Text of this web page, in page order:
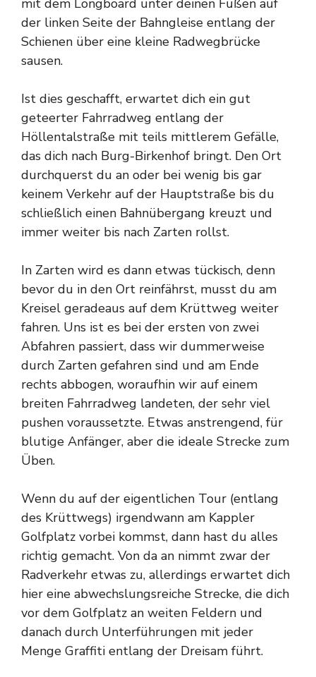
der linken Seite der Bahngleise entlang der
Schienen über eine kleine Radwegbrücke
sausen.
Ist dies geschafft, erwartet dich ein gut
geteerter Fahrradweg entlang der
Höllentalstraße mit teils mittlerem Gefälle,
das dich nach Burg-Birkenhof bringt. Den Ort
durchquerst du an oder bei wenig bis gar
keinem Verkehr auf der Hauptstraße bis du
schließlich einen Bahnübergang kreuzt und
immer weiter bis nach Zarten rollst.
In Zarten wird es dann etwas tückisch, denn
bevor du in den Ort reinfährst, musst du am
Kreisel geradeaus auf dem Krüttweg weiter
fahren. Uns ist es bei der ersten von zwei
Abfahren passiert, dass wir dummerweise
durch Zarten gefahren sind und am Ende
rechts abbogen, woraufhin wir auf einem
breiten Fahrradweg landeten, der sehr viel
pushen voraussetzte. Etwas anstrengend, für
blutige Anfänger, aber die ideale Strecke zum
Üben.
Wenn du auf der eigentlichen Tour (entlang
des Krüttwegs) irgendwann am Kappler
Golfplatz vorbei kommst, dann hast du alles
richtig gemacht. Von da an nimmt zwar der
Radverkehr etwas zu, allerdings erwartet dich
hier eine abwechslungsreiche Strecke, die dich
vor dem Golfplatz an weiten Feldern und
danach durch Unterführungen mit jeder
Menge Graffiti entlang der Dreisam führt.